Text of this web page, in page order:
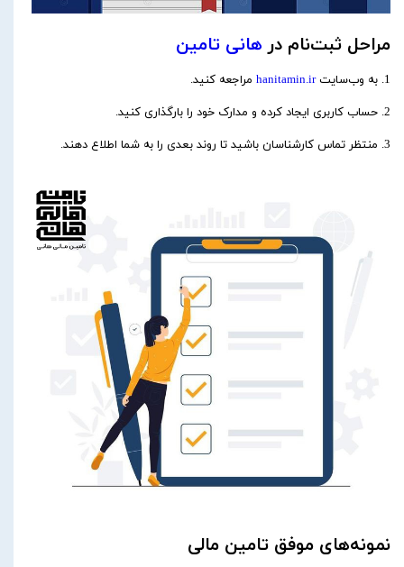
مراحل ثبت‌نام در هانی تامین
1. به وب‌سایت hanitamin.ir مراجعه کنید.
2. حساب کاربری ایجاد کرده و مدارک خود را بارگذاری کنید.
3. منتظر تماس کارشناسان باشید تا روند بعدی را به شما اطلاع دهند.
نمونه‌های موفق تامین مالی